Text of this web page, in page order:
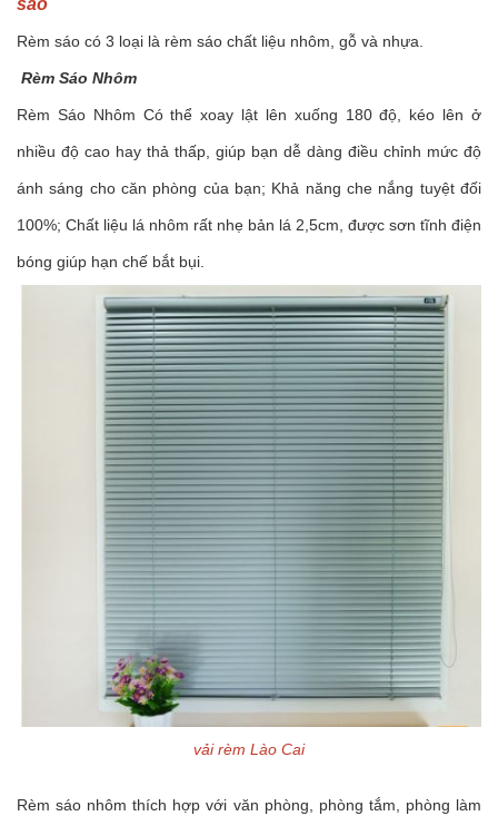
sáo
Rèm sáo có 3 loại là rèm sáo chất liệu nhôm, gỗ và nhựa.
Rèm Sáo Nhôm
Rèm Sáo Nhôm Có thể xoay lật lên xuống 180 độ, kéo lên ở
nhiều độ cao hay thả thấp, giúp bạn dễ dàng điều chỉnh mức độ
ánh sáng cho căn phòng của bạn; Khả năng che nắng tuyệt đối
100%; Chất liệu lá nhôm rất nhẹ bản lá 2,5cm, được sơn tĩnh điện
bóng giúp hạn chế bắt bụi.
vải rèm Lào Cai
Rèm sáo nhôm thích hợp với văn phòng, phòng tắm, phòng làm